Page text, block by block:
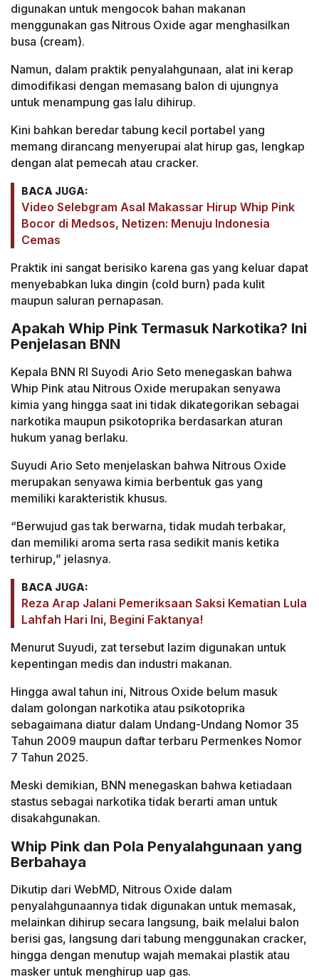
digunakan untuk mengocok bahan makanan
menggunakan gas Nitrous Oxide agar menghasilkan
busa (cream).
Namun, dalam praktik penyalahgunaan, alat ini kerap
dimodifikasi dengan memasang balon di ujungnya
untuk menampung gas lalu dihirup.
Kini bahkan beredar tabung kecil portabel yang
memang dirancang menyerupai alat hirup gas, lengkap
dengan alat pemecah atau cracker.
BACA JUGA:
Video Selebgram Asal Makassar Hirup Whip Pink
Bocor di Medsos, Netizen: Menuju Indonesia
Cemas
Praktik ini sangat berisiko karena gas yang keluar dapat
menyebabkan luka dingin (cold burn) pada kulit
maupun saluran pernapasan.
Apakah Whip Pink Termasuk Narkotika? Ini
Penjelasan BNN
Kepala BNN RI Suyodi Ario Seto menegaskan bahwa
Whip Pink atau Nitrous Oxide merupakan senyawa
kimia yang hingga saat ini tidak dikategorikan sebagai
narkotika maupun psikotoprika berdasarkan aturan
hukum yanag berlaku.
Suyudi Ario Seto menjelaskan bahwa Nitrous Oxide
merupakan senyawa kimia berbentuk gas yang
memiliki karakteristik khusus.
“Berwujud gas tak berwarna, tidak mudah terbakar,
dan memiliki aroma serta rasa sedikit manis ketika
terhirup,” jelasnya.
BACA JUGA:
Reza Arap Jalani Pemeriksaan Saksi Kematian Lula
Lahfah Hari Ini, Begini Faktanya!
Menurut Suyudi, zat tersebut lazim digunakan untuk
kepentingan medis dan industri makanan.
Hingga awal tahun ini, Nitrous Oxide belum masuk
dalam golongan narkotika atau psikotoprika
sebagaimana diatur dalam Undang-Undang Nomor 35
Tahun 2009 maupun daftar terbaru Permenkes Nomor
7 Tahun 2025.
Meski demikian, BNN menegaskan bahwa ketiadaan
stastus sebagai narkotika tidak berarti aman untuk
disakahgunakan.
Whip Pink dan Pola Penyalahgunaan yang
Berbahaya
Dikutip dari WebMD, Nitrous Oxide dalam
penyalahgunaannya tidak digunakan untuk memasak,
melainkan dihirup secara langsung, baik melalui balon
berisi gas, langsung dari tabung menggunakan cracker,
hingga dengan menutup wajah memakai plastik atau
masker untuk menghirup uap gas.